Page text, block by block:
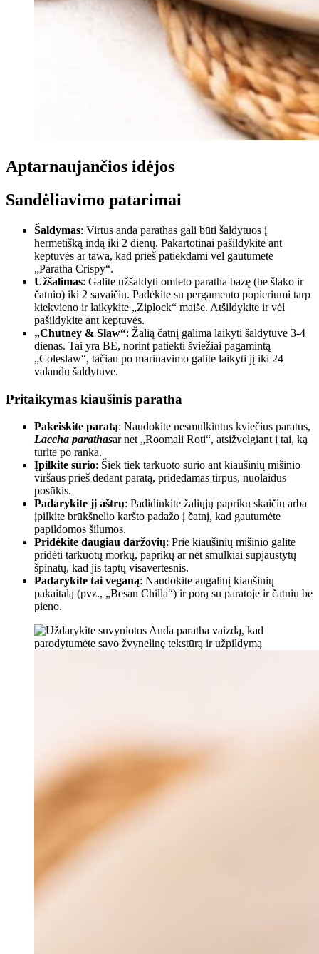
Aptarnaujančios idėjos
Sandėliavimo patarimai
Šaldymas: Virtus anda parathas gali būti šaldytuos į
hermetišką indą iki 2 dienų. Pakartotinai pašildykite ant
keptuvės ar tawa, kad prieš patiekdami vėl gautumėte
„Paratha Crispy“.
Užšalimas: Galite užšaldyti omleto paratha bazę (be šlako ir
čatnio) iki 2 savaičių. Padėkite su pergamento popieriumi tarp
kiekvieno ir laikykite „Ziplock“ maiše. Atšildykite ir vėl
pašildykite ant keptuvės.
„Chutney & Slaw“: Žalią čatnį galima laikyti šaldytuve 3-4
dienas. Tai yra BE, norint patiekti šviežiai pagamintą
„Coleslaw“, tačiau po marinavimo galite laikyti jį iki 24
valandų šaldytuve.
Pritaikymas kiaušinis paratha
Pakeiskite paratą: Naudokite nesmulkintus kviečius paratus,
Laccha parathasar net „Roomali Roti“, atsižvelgiant į tai, ką
turite po ranka.
Įpilkite sūrio: Šiek tiek tarkuoto sūrio ant kiaušinių mišinio
viršaus prieš dedant paratą, pridedamas tirpus, nuolaidus
posūkis.
Padarykite jį aštrų: Padidinkite žaliųjų paprikų skaičių arba
įpilkite brūkšnelio karšto padažo į čatnį, kad gautumėte
papildomos šilumos.
Pridėkite daugiau daržovių: Prie kiaušinių mišinio galite
pridėti tarkuotų morkų, paprikų ar net smulkiai supjaustytų
špinatų, kad jis taptų visavertesnis.
Padarykite tai veganą: Naudokite augalinį kiaušinių
pakaitalą (pvz., „Besan Chilla“) ir porą su paratoje ir čatniu be
pieno.